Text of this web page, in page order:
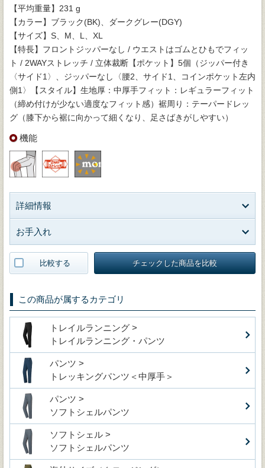
【平均重量】231 g
【カラー】ブラック(BK)、ダークグレー(DGY)
【サイズ】S、M、L、XL
【特長】フロントジッパーなし / ウエストはゴムとひもでフィッ
ト / 2WAYストレッチ / 立体裁断【ポケット】5個（ジッパー付き
〈サイド1〉、ジッパーなし〈腰2、サイド1、コインポケット左内
側1〉【スタイル】生地厚：中厚手フィット：レギュラーフィット
（締め付けが少ない適度なフィット感）裾周り：テーパードレッ
グ（膝下から裾に向かって細くなり、足さばきがしやすい）
機能
詳細情報
お手入れ
比較する チェックした商品を比較
この商品が属するカテゴリ
トレイルランニング >
トレイルランニング・パンツ
パンツ >
トレッキングパンツ＜中厚手＞
パンツ >
ソフトシェルパンツ
ソフトシェル >
ソフトシェルパンツ